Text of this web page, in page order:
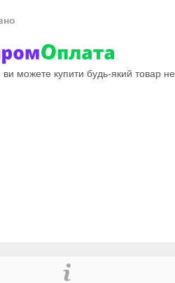
ви можете купити будь-який товар не